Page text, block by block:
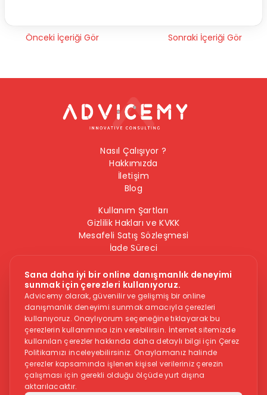
Önceki İçeriği Gör Sonraki İçeriği Gör
Sana daha iyi bir online danışmanlık deneyimi
sunmak için çerezleri kullanıyoruz.
Advicemy olarak, güvenilir ve gelişmiş bir online
danışmanlık deneyimi sunmak amacıyla çerezleri
kullanıyoruz. Onaylıyorum seçeneğine tıklayarak bu
çerezlerin kullanımına izin verebilirsin. İnternet sitemizde
kullanılan çerezler hakkında daha detaylı bilgi için Çerez
Politikamızı inceleyebilirsiniz. Onaylamanız halinde
çerezler kapsamında işlenen kişisel verileriniz çerezin
çalışması için gerekli olduğu ölçüde yurt dışına
aktarılacaktır.
Nasıl Çalışıyor ?
Hakkımızda
İletişim
Blog
Kullanım Şartları
Gizlilik Hakları ve KVKK
Mesafeli Satış Sözleşmesi
İade Süreci
Bilgi Güvenliği Politikası
Bizi Takip Edin
Dikkat -Online danışmanlık hizmeti, herkese uygun bir hizmet
değildir. İntihar veya kendine zarar vermek gibi düşüncelere